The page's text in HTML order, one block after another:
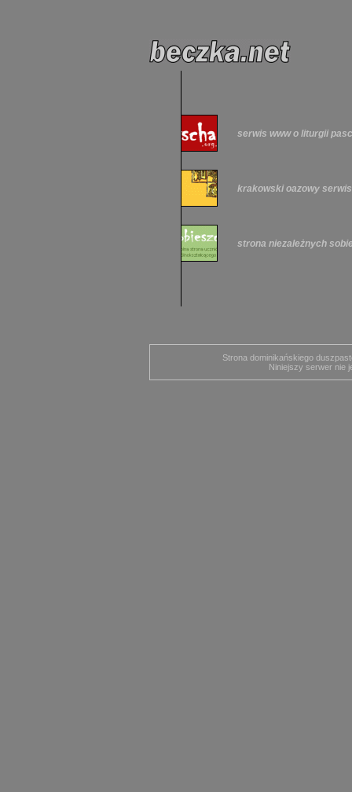
serwis www o liturgii
krakowski oazowy
strona niezależnych
Strona dominikańskiego
Niniejszy serwer nie